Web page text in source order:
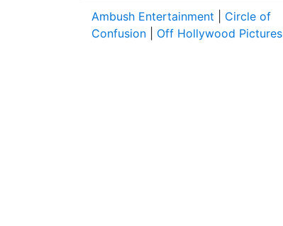
Ambush Entertainment
Circle of
Confusion
Off Hollywood Pictures